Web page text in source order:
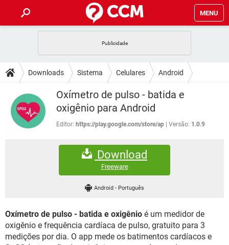
MENU
CELULAR FACEBOOK
OUTLOOK EXCEL
INSTAGRAM GMAIL
GUIA DE COMPRAS
DICAS
JOGOS WHATSAPP
CELULAR
OUTLOOK
DOWNLOADS
JOGOS WHATSAPP
CELULAR FACEBOOK
EXCEL
GMAIL
FÓRUM
FACEBOOK
EXCEL
GMAIL
WHATSAPP
INSTAGRAM GMAIL
GUIA DE COMPRAS
Downloads Sistema Celulares Android
Oxímetro de pulso - batida e
oxigênio para Android
Editor: https://play.google.com/store/ap Versão: 1.0.9
Download
Freeware
Android - Português
Oxímetro de pulso - batida e oxigênio é um medidor de
oxigênio e frequência cardíaca de pulso, gratuito para 3
medições por dia. O app mede os batimentos cardíacos e